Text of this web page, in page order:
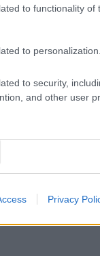
to functionality of
to personalization.
to security,
and other user
Privacy